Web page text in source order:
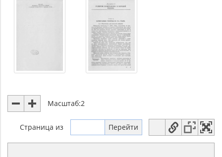
Масштаб:2
Страница из